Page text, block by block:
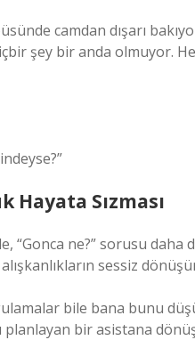
camdan dışarı
şey bir anda olmuyor.
Hayata Sızması
“Gonca ne?” sorusu
sessiz
bile bana bunu
planlayan bir asistana